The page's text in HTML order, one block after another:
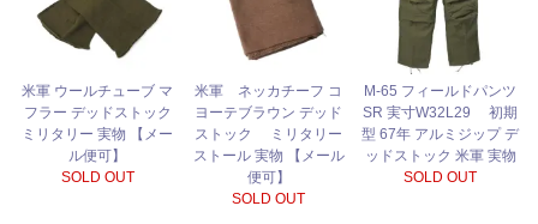
米軍 ウールチューブ マ
フラー デッドストック
ミリタリー 実物 【メー
ル便可】
SOLD OUT
米軍 ネッカチーフ コ
ヨーテブラウン デッド
ストック ミリタリー
ストール 実物 【メール
便可】
SOLD OUT
M-65 フィールドパンツ
SR 実寸W32L29 初期
型 67年 アルミジップ デ
ッドストック 米軍 実物
SOLD OUT